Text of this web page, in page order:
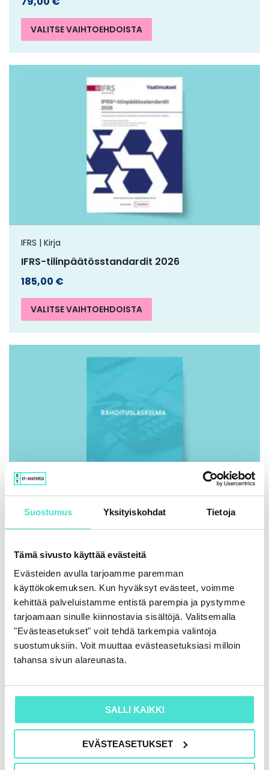
Suostumus Yksityiskohdat Tietoja
Tämä sivusto käyttää evästeitä
Evästeiden avulla tarjoamme paremman
käyttökokemuksen. Kun hyväksyt evästeet, voimme
kehittää palveluistamme entistä parempia ja pystymme
tarjoamaan sinulle kiinnostavia sisältöjä. Valitsemalla
"Evästeasetukset" voit tehdä tarkempia valintoja
suostumuksiin. Voit muuttaa evästeasetuksiasi milloin
tahansa sivun alareunasta.
SALLI KAIKKI
EVÄSTEASETUKSET
VALITSE VAIHTOEHDOISTA
IFRS | Kirja
IFRS-tilinpäätösstandardit 2026
185,00 €
VALITSE VAIHTOEHDOISTA
86,00€ (+ alv)
LISÄÄ OSTOSKORIIN
KAIKKI KIRJAT